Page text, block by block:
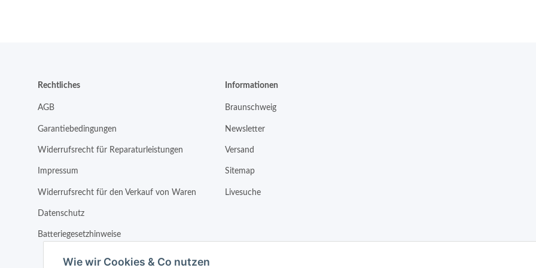
Rechtliches
AGB
Garantiebedingungen
Widerrufsrecht für Reparaturleistungen
Impressum
Widerrufsrecht für den Verkauf von Waren
Datenschutz
Batteriegesetzhinweise
Informationen
Braunschweig
Newsletter
Versand
Sitemap
Livesuche
Wie wir Cookies & Co nutzen